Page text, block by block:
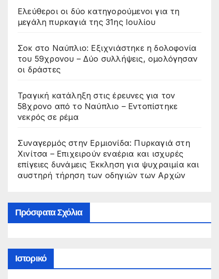
Ελεύθεροι οι δύο κατηγορούμενοι για τη
μεγάλη πυρκαγιά της 31ης Ιουλίου
Σοκ στο Ναύπλιο: Εξιχνιάστηκε η δολοφονία
του 59χρονου – Δύο συλλήψεις, ομολόγησαν
οι δράστες
Τραγική κατάληξη στις έρευνες για τον
58χρονο από το Ναύπλιο – Εντοπίστηκε
νεκρός σε ρέμα
Συναγερμός στην Ερμιονίδα: Πυρκαγιά στη
Χινίτσα – Επιχειρούν εναέρια και ισχυρές
επίγειες δυνάμεις Έκκληση για ψυχραιμία και
αυστηρή τήρηση των οδηγιών των Αρχών
Πρόσφατα Σχόλια
Ιστορικό